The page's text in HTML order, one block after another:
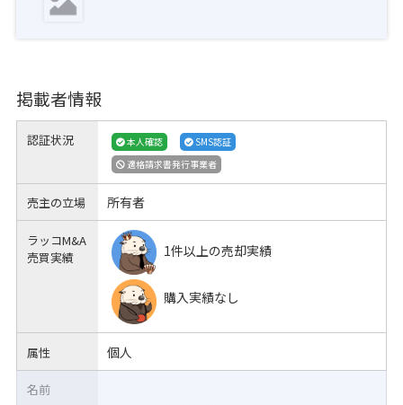
掲載者情報
認証状況 本人確認
SMS認証
適格請求書発行事業者
売主の立場 所有者
ラッコM&A
売買実績
1件以上の売却実績
購入実績なし
属性 個人
名前